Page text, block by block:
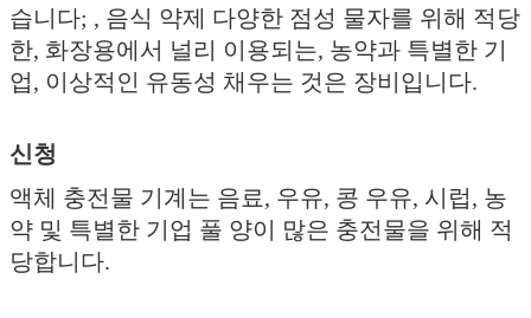
습니다; , 음식 약제 다양한 점성 물자를 위해 적당
한, 화장용에서 널리 이용되는, 농약과 특별한 기
업, 이상적인 유동성 채우는 것은 장비입니다.
신청
액체 충전물 기계는 음료, 우유, 콩 우유, 시럽, 농
약 및 특별한 기업 풀 양이 많은 충전물을 위해 적
당합니다.